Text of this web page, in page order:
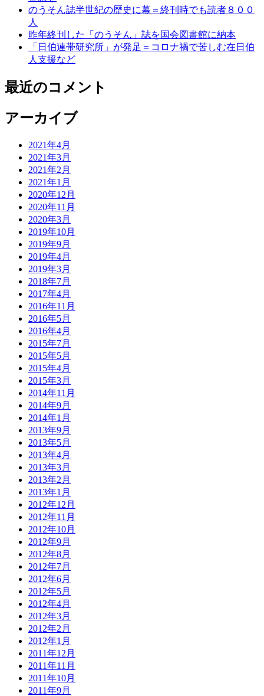
のうそん誌半世紀の歴史に幕＝終刊時でも読者８００
人
昨年終刊した「のうそん」誌を国会図書館に納本
「日伯連帯研究所」が発足＝コロナ禍で苦しむ在日伯
人支援など
最近のコメント
アーカイブ
2021年4月
2021年3月
2021年2月
2021年1月
2020年12月
2020年11月
2020年3月
2019年10月
2019年9月
2019年4月
2019年3月
2018年7月
2017年4月
2016年11月
2016年5月
2016年4月
2015年7月
2015年5月
2015年4月
2015年3月
2014年11月
2014年9月
2014年1月
2013年9月
2013年5月
2013年4月
2013年3月
2013年2月
2013年1月
2012年12月
2012年11月
2012年10月
2012年9月
2012年8月
2012年7月
2012年6月
2012年5月
2012年4月
2012年3月
2012年2月
2012年1月
2011年12月
2011年11月
2011年10月
2011年9月